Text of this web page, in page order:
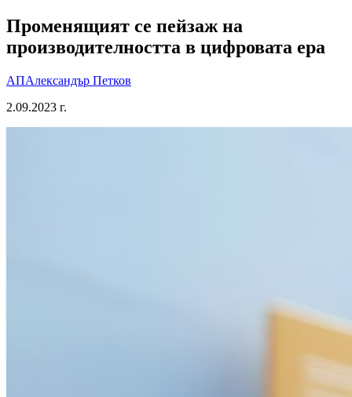
Променящият се пейзаж на
производителността в цифровата ера
АПАлександър Петков
2.09.2023 г.